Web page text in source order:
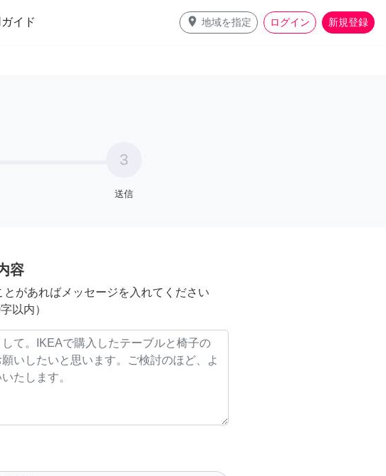
イド place 地域を指定 ログイン 新規登録
理
3
送信
容
とがあればメッセージを入れてください
以内）